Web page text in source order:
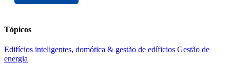
Tópicos
Edifícios inteligentes, domótica & gestão de edíficios Gestão de
energia